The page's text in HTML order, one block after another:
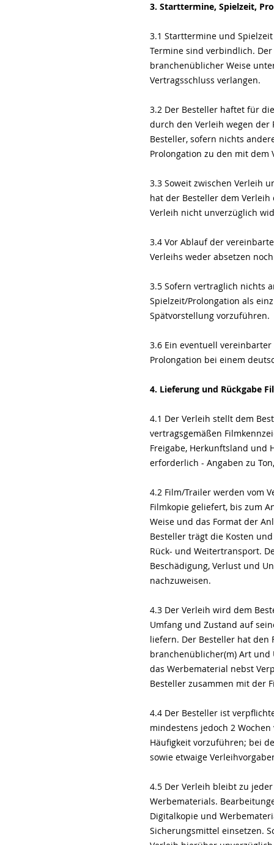
3. Starttermine, Spielzeit,
3.1 Starttermine und
Termine sind verbindlich.
branchenüblicher Weise
Vertragsschluss verlangen.
3.2 Der Besteller haftet für
durch den Verleih wegen der
Besteller, sofern nichts
Prolongation zu den mit
3.3 Soweit zwischen Verleih
hat der Besteller dem
Verleih nicht unverzüglich
3.4 Vor Ablauf der
Verleihs weder absetzen
3.5 Sofern vertraglich nichts
Spielzeit/Prolongation als
Spätvorstellung vorzuführen.
3.6 Ein eventuell
Prolongation bei einem
4. Lieferung und Rückgabe
4.1 Der Verleih stellt dem
vertragsgemäßen
Freigabe, Herkunftsland und
erforderlich - Angaben zu
4.2 Film/Trailer werden vom
Filmkopie geliefert, bis zum
Weise und das Format der
Besteller trägt die Kosten
Rück- und Weitertransport.
Beschädigung, Verlust und
nachzuweisen.
4.3 Der Verleih wird dem
Umfang und Zustand auf
liefern. Der Besteller hat den
branchenüblicher(m) Art und
das Werbematerial nebst
Besteller zusammen mit der
4.4 Der Besteller ist
mindestens jedoch 2
Häufigkeit vorzuführen; bei
sowie etwaige
4.5 Der Verleih bleibt zu
Werbematerials.
Digitalkopie und
Sicherungsmittel einsetzen.